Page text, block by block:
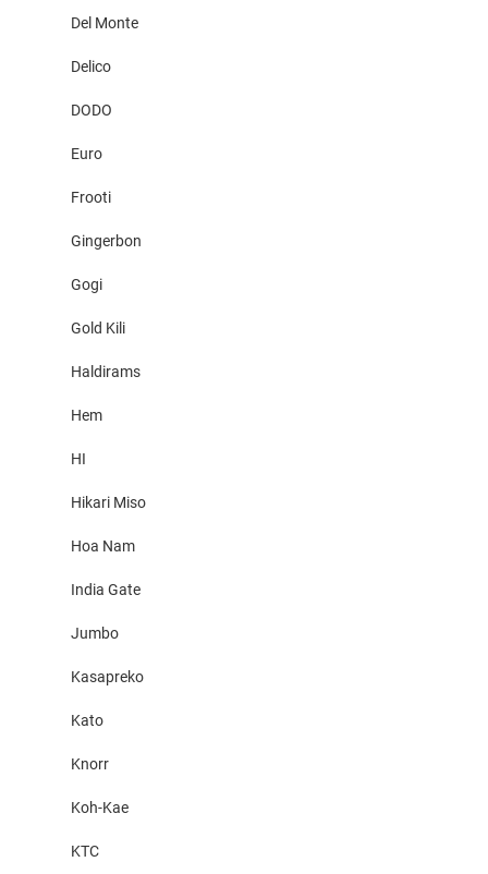
Del Monte
Delico
DODO
Euro
Frooti
Gingerbon
Gogi
Gold Kili
Haldirams
Hem
HI
Hikari Miso
Hoa Nam
India Gate
Jumbo
Kasapreko
Kato
Knorr
Koh-Kae
KTC